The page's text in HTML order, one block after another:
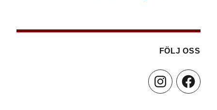
FÖLJ OSS
Facebook
Instagram